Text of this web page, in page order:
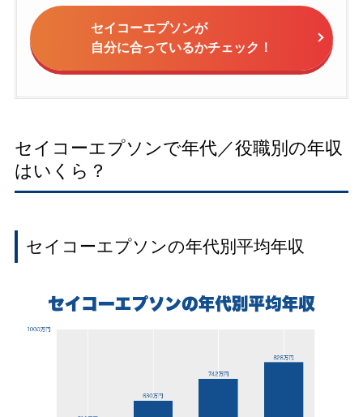
セイコーエプソンが
自分に合っているかチェック！
セイコーエプソンで年代／役職別の年収
はいくら？
セイコーエプソンの年代別平均年収